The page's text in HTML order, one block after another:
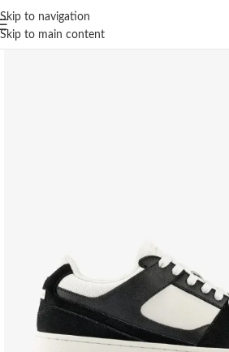
Skip to navigation
Skip to main content